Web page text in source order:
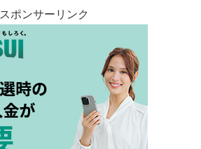
スポンサーリンク